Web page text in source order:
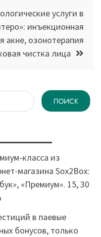
услуги в
инъекционная
акне, озонотерапия
чистка лица
класса из
магазина Sox2Box:
«Премиум». 15, 30
в паевые
бонусов, только